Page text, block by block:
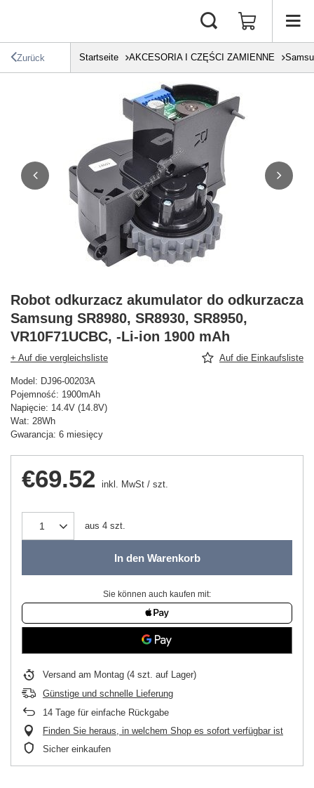
Zurück Startseite AKCESORIA I CZĘŚCI ZAMIENNE
Robot odkurzacz akumulator do odkurzacza
Samsung SR8980, SR8930, SR8950,
VR10F71UCBC, -Li-ion 1900 mAh
+ Auf die vergleichsliste Auf die Einkaufsliste
Model: DJ96-00203A
Pojemność: 1900mAh
Napięcie: 14.4V (14.8V)
Wat: 28Wh
Gwarancja: 6 miesięcy
€69.52 inkl. MwSt / szt.
aus 4 szt.
In den Warenkorb
Sie können auch kaufen mit:
Versand am Montag (4 szt. auf Lager)
Günstige und schnelle Lieferung
14 Tage für einfache Rückgabe
Finden Sie heraus, in welchem Shop es sofort verfügbar ist
Sicher einkaufen